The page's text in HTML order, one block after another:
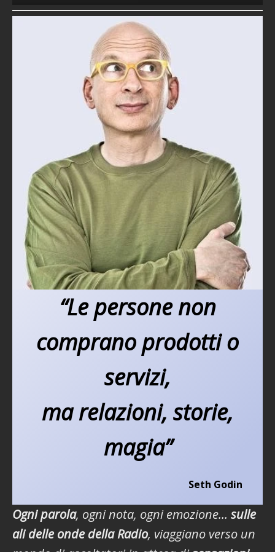
“Le persone non
comprano prodotti o
servizi,
ma relazioni, storie,
magia”
Seth Godin
Ogni parola, ogni nota, ogni emozione… sulle
ali delle onde della Radio, viaggiano verso un